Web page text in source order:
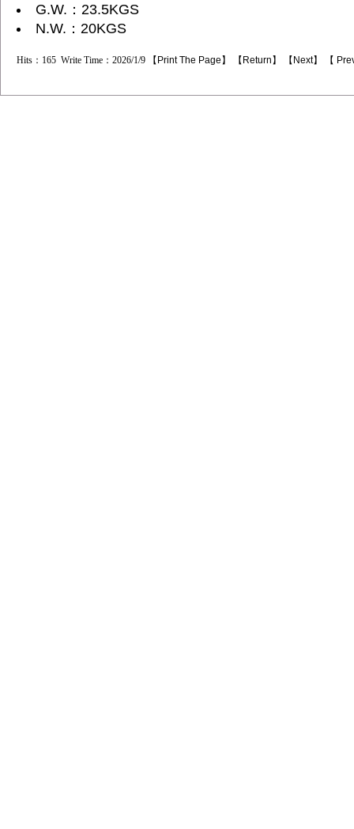
G.W.：23.5KGS
N.W.：20KGS
Hits：165 Write Time：2026/1/9 【 Print The Page 】 【 Return 】 【 Next】 【